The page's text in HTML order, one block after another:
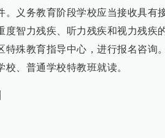
。义务教育阶段学校应当接收具有
度智力残疾、听力残疾和视力残疾
特殊教育指导中心，进行报名咨询
、普通学校特教班就读。